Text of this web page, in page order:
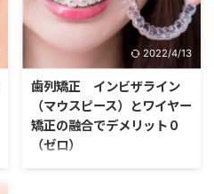
ト・デメリット特に今回は金額や
施術方法にも注目して解説してい
きます。この記事を読んで自分に
ピッタリの矯正方法を見つけまし
ょう！ インビザラインとワイヤ
ー矯正との比較 インビザライン
（マウスピース） ワイヤー矯正
見た目 インビザラインは透明で
会話の中でも見た目では分かりに
くいのが特徴 お出かけ時にも気
2022/4/13
歯列矯正 インビザライン
（マウスピース）とワイヤー
矯正の融合でデメリット０
（ゼロ）
はじめに こんにちは。 今回は、